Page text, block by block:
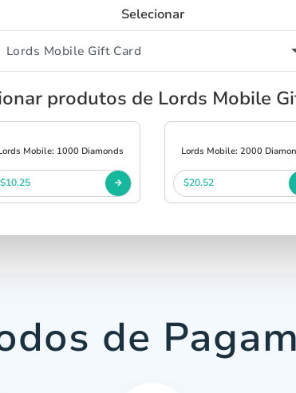
Selecionar
produtos de Lords Mobile
Mobile: 1000 Diamonds
$10.25
Lords Mobile: 2000
$20.52
de